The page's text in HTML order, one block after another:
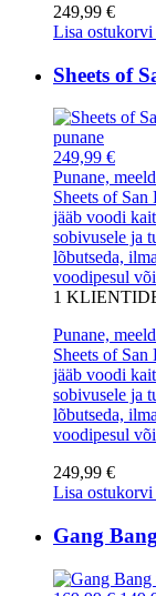
249,99 €
Lisa ostukorvi
Sheets of
249,99 €
Punane,
Sheets of
jääb voodi
sobivusele ja
lõbutseda,
voodipesul
1
Punane,
Sheets of
jääb voodi
sobivusele ja
lõbutseda,
voodipesul
249,99 €
Lisa ostukorvi
Gang